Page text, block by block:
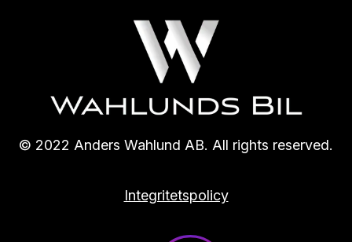
© 2022 Anders Wahlund AB. All rights reserved.
Integritetspolicy